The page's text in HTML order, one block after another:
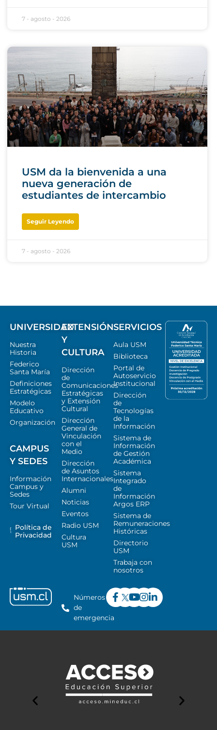
7 - agosto - 2026
USM da la bienvenida a una
nueva generación de
estudiantes de intercambio
Seguir Leyendo
7 - agosto - 2026
UNIVERSIDAD
Nuestra
Historia
Federico
Santa María
Definiciones
Estratégicas
Modelo
Educativo
Organización
CAMPUS
Y SEDES
Información
Campus y
Sedes
Tour Virtual
Política de
Privacidad
EXTENSIÓN
Y
CULTURA
Dirección
de
Comunicaciones
Estratégicas
y Extensión
Cultural
Dirección
General de
Vinculación
con el
Medio
Dirección
de Asuntos
Internacionales
Alumni
Noticias
Eventos
Radio USM
Cultura
USM
SERVICIOS
Aula USM
Biblioteca
Portal de
Autoservicio
Institucional
Dirección
de
Tecnologías
de la
Información
Sistema de
Información
de Gestión
Académica
Sistema
Integrado
de
Información
Argos ERP
Sistema de
Remuneraciones
Históricas
Directorio
USM
Trabaja con
nosotros
Números
de
emergencia